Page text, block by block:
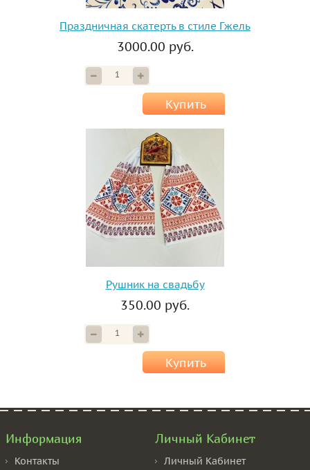
Праздничная скатерть в стиле Гжель
3000.00 руб.
Купить
Рушник на свадьбу
350.00 руб.
Купить
Информация
Контакты
Личный Кабинет
Личный Кабинет